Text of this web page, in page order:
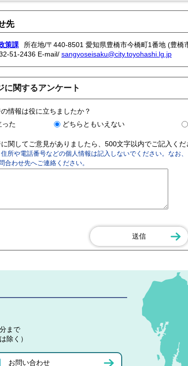
先
策課
所在地/〒440-8501 愛知県豊橋市今橋町1番地 (豊橋
51-2436 E-mail/ sangyoseisaku@city.toyohashi.lg.jp
に関するアンケート
情報は役に立ちましたか？
った
どちらともいえない
に関してご意見がありましたら、500文字以内でご記入く
住所や電話番号などの個人情報は記入しないでください。なお
合わせ先へご連絡ください。
まで
除く）
お問い合わせ